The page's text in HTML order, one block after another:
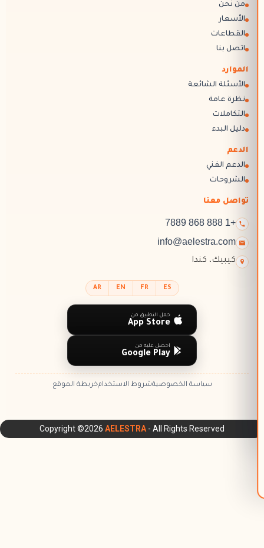
الاستبيانات
الاشتراكات والعضويات
المحادثة المباشرة
إدارة السمعة
الرد الآلي
من نحن
الأسعار
القطاعات
اتصل بنا
الموارد
الأسئلة الشائعة
نظرة عامة
التكاملات
دليل البدء
الدعم
الدعم الفني
الشروحات
تواصل معنا
+1 888 868 7889
info@aelestra.com
كيبيك، كندا
AR EN FR ES
حمل التطبيق من
App Store
احصل عليه من
Google Play
سياسة الخصوصيةشروط الاستخدامخريطة الموقع
Copyright ©2026 AELESTRA - All Rights Reserved